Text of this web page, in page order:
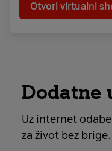
Otvori virtualni
Dodatne
Uz internet
za život bez brige.